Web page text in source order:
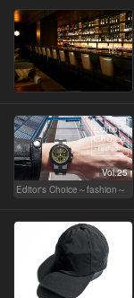
Vol.25
Editor's Choice～fashion～